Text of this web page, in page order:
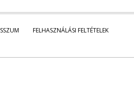
FELHASZNÁLÁSI FELTÉTELEK